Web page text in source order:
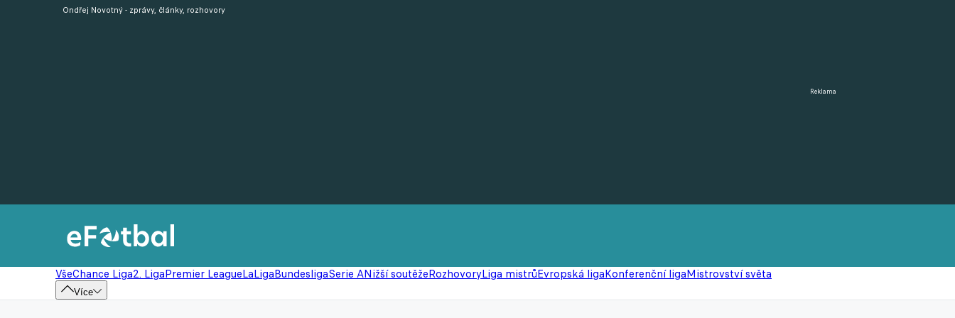
Reklama
VšeChance Liga2. LigaPremier LeagueLaLigaBundesligaSerie ANižší soutěžeRozhovoryLiga mistrůEvropská ligaKonferenční ligaMistrovství světa
Více
Ondřej Novotný - zprávy, články, rozhovory